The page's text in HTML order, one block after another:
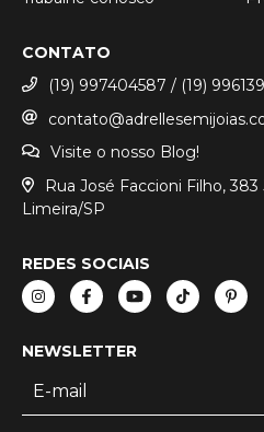
CONTATO
(19) 997404587 / (19)
Visite o nosso Blog!
Rua José Faccioni Filho, 383
Limeira/SP
REDES SOCIAIS
NEWSLETTER